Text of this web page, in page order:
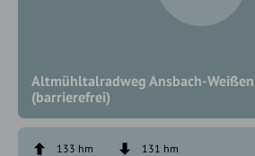
Altmühltalradweg Ansbach-
(barrierefrei)
133 hm
131 hm